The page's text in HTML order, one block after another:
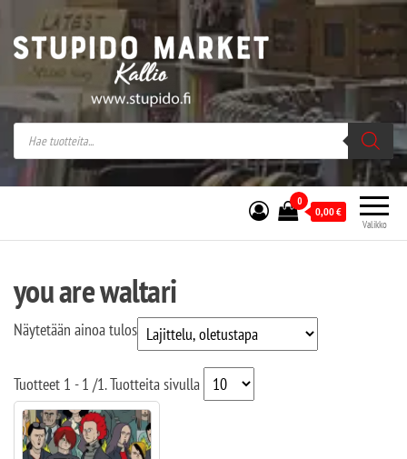
Stupido Market – verkossa ja kivijalassa
Stupido Market on vaihtoehtomusaan
erikoistunut verkko- sekä
kivijalkakauppa Helsingissä Kallion
sydämessä.
Valikko
0
0,00€
you are waltari
Näytetään ainoa tulos
Tuotteet 1 - 1 /1. Tuotteita sivulla